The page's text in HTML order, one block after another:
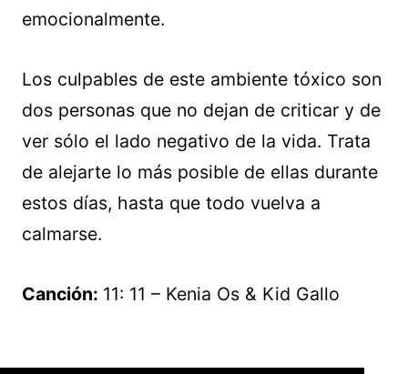
emocionalmente.
Los culpables de este ambiente tóxico son
dos personas que no dejan de criticar y de
ver sólo el lado negativo de la vida. Trata
de alejarte lo más posible de ellas durante
estos días, hasta que todo vuelva a
calmarse.
Canción: 11: 11 – Kenia Os & Kid Gallo